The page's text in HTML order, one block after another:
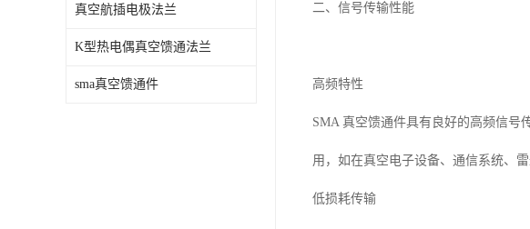
真空航插电极法兰
K型热电偶真空馈通法兰
sma真空馈通件
二、信号传输性能
高频特性
SMA 真空馈通件具有良好的高频信号
用，如在真空电子设备、通信系统、
低损耗传输